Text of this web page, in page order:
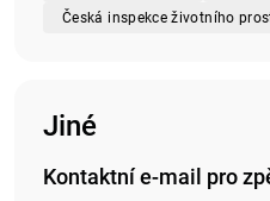
Česká inspekce životního
Jiné
Kontaktní e-mail pro